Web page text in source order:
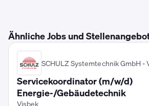
Ähnliche Jobs und
SCHULZ Systemtechnik GmbH -
Servicekoordinator (m/w/d)
Energie-/Gebäudetechnik
Visbek